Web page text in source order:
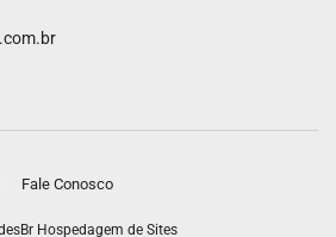
Fale Conosco
Hospedagem de Sites